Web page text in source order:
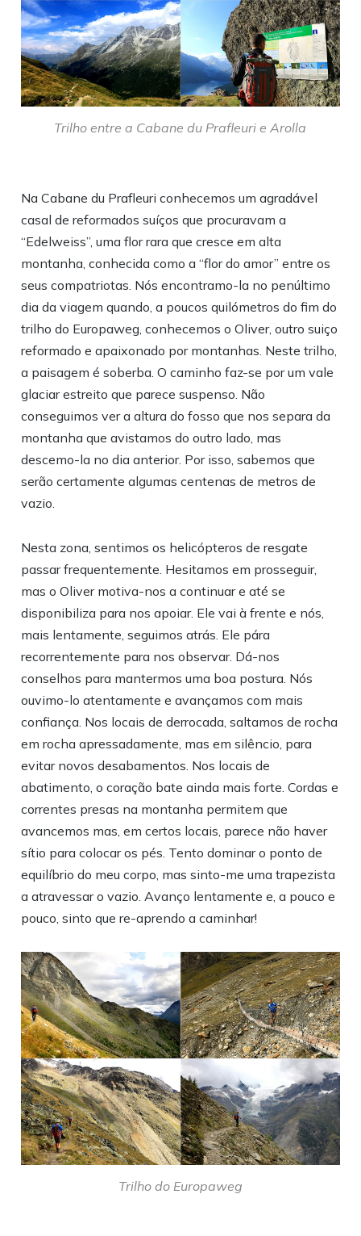
Trilho entre a Cabane du Prafleuri e Arolla
Na Cabane du Prafleuri conhecemos um agradável
casal de reformados suíços que procuravam a
“Edelweiss”, uma flor rara que cresce em alta
montanha, conhecida como a “flor do amor” entre os
seus compatriotas. Nós encontramo-la no penúltimo
dia da viagem quando, a poucos quilómetros do fim do
trilho do Europaweg, conhecemos o Oliver, outro suiço
reformado e apaixonado por montanhas. Neste trilho,
a paisagem é soberba. O caminho faz-se por um vale
glaciar estreito que parece suspenso. Não
conseguimos ver a altura do fosso que nos separa da
montanha que avistamos do outro lado, mas
descemo-la no dia anterior. Por isso, sabemos que
serão certamente algumas centenas de metros de
vazio.
Nesta zona, sentimos os helicópteros de resgate
passar frequentemente. Hesitamos em prosseguir,
mas o Oliver motiva-nos a continuar e até se
disponibiliza para nos apoiar. Ele vai à frente e nós,
mais lentamente, seguimos atrás. Ele pára
recorrentemente para nos observar. Dá-nos
conselhos para mantermos uma boa postura. Nós
ouvimo-lo atentamente e avançamos com mais
confiança. Nos locais de derrocada, saltamos de rocha
em rocha apressadamente, mas em silêncio, para
evitar novos desabamentos. Nos locais de
abatimento, o coração bate ainda mais forte. Cordas e
correntes presas na montanha permitem que
avancemos mas, em certos locais, parece não haver
sítio para colocar os pés. Tento dominar o ponto de
equilíbrio do meu corpo, mas sinto-me uma trapezista
a atravessar o vazio. Avanço lentamente e, a pouco e
pouco, sinto que re-aprendo a caminhar!
Trilho do Europaweg